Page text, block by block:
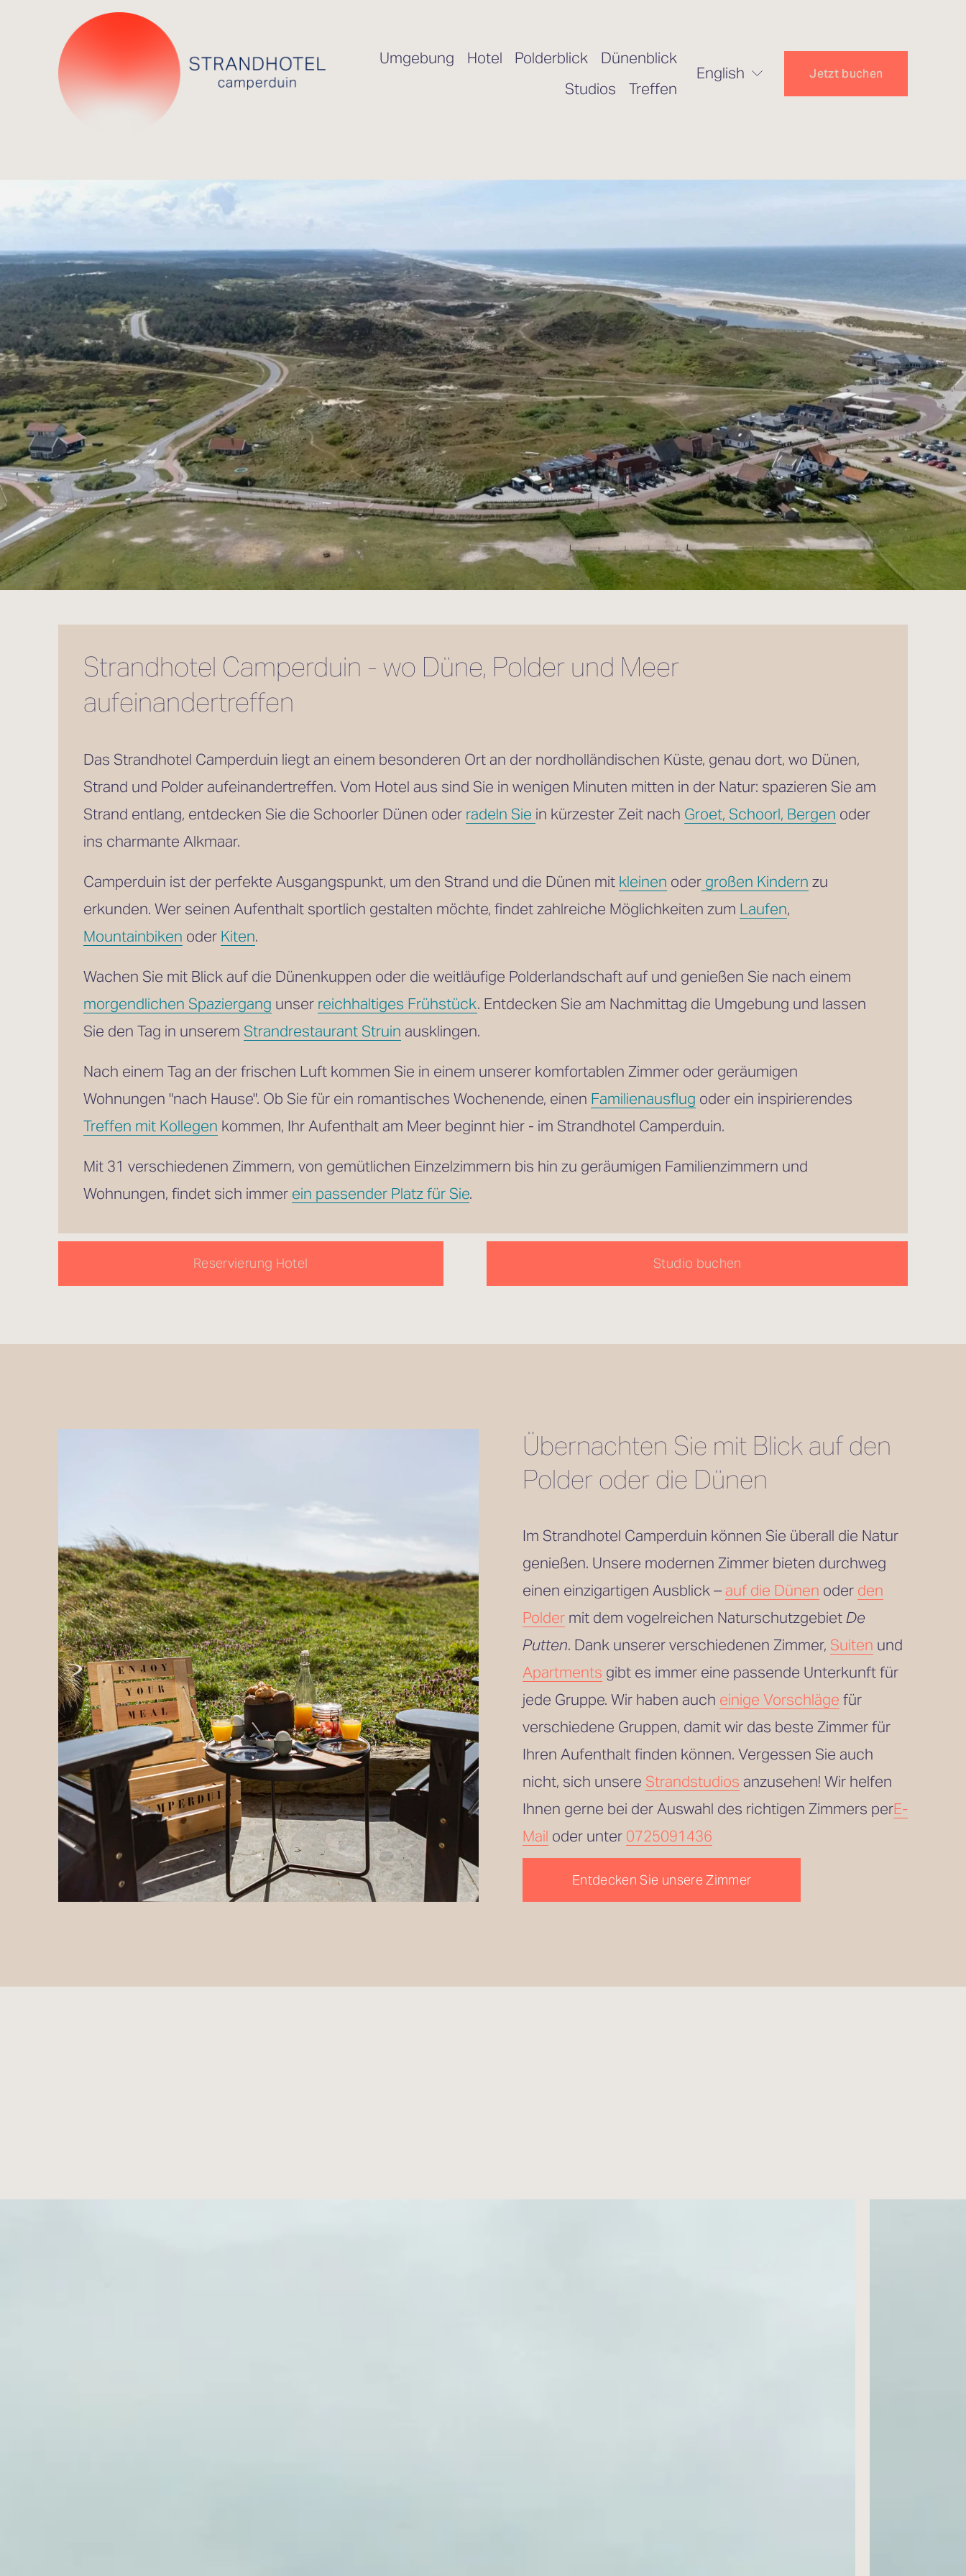
Umgebung Hotel Polderblick
Dünenblick
Studios
Treffen
English Jetzt buchen
Strandhotel Camperduin - wo Düne, Polder und Meer
aufeinandertreffen
Das Strandhotel Camperduin liegt an einem besonderen Ort an der nordholländischen Küste, genau dort, wo Dünen,
Strand und Polder aufeinandertreffen. Vom Hotel aus sind Sie in wenigen Minuten mitten in der Natur: spazieren Sie am
Strand entlang, entdecken Sie die Schoorler Dünen oder radeln Sie in kürzester Zeit nach Groet, Schoorl, Bergen oder
ins charmante Alkmaar.
Camperduin ist der perfekte Ausgangspunkt, um den Strand und die Dünen mit kleinen oder großen Kindern zu
erkunden. Wer seinen Aufenthalt sportlich gestalten möchte, findet zahlreiche Möglichkeiten zum Laufen
Mountainbiken oder Kiten.
morgendlichen Spaziergang unser reichhaltiges Frühstück. Entdecken Sie am Nachmittag die Umgebung und lassen
Sie den Tag in unserem Strandrestaurant Struin ausklingen.
Nach einem Tag an der frischen Luft kommen Sie in einem unserer komfortablen Zimmer oder geräumigen
Wohnungen "nach Hause". Ob Sie für ein romantisches Wochenende, einen Familienausflug
Treffen mit Kollegen kommen, Ihr Aufenthalt am Meer beginnt hier - im Strandhotel Camperduin.
Mit 31 verschiedenen Zimmern, von gemütlichen Einzelzimmern bis hin zu geräumigen Familienzimmern und
Wohnungen, findet sich immer ein passender Platz für Sie.
Reservierung Hotel Studio buchen
Übernachten Sie mit Blick auf den
Polder oder die Dünen
Im Strandhotel Camperduin können Sie überall die Natur
genießen. Unsere modernen Zimmer bieten durchweg
einen einzigartigen Ausblick – auf die Dünen oder den
Polder mit dem vogelreichen Naturschutzgebiet De
Putten. Dank unserer verschiedenen Zimmer, Suiten und
Apartments gibt es immer eine passende Unterkunft für
jede Gruppe. Wir haben auch einige Vorschläge für
verschiedene Gruppen, damit wir das beste Zimmer für
Ihren Aufenthalt finden können. Vergessen Sie auch
nicht, sich unsere Strandstudios anzusehen! Wir helfen
Ihnen gerne bei der Auswahl des richtigen Zimmers perE-
Mail oder unter 0725091436
Entdecken Sie unsere Zimmer